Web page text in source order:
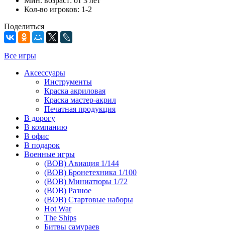
Кол-во игроков: 1-2
Поделиться
Все игры
Аксессуары
Инструменты
Краска акриловая
Краска мастер-акрил
Печатная продукция
В дорогу
В компанию
В офис
В подарок
Военные игры
(ВОВ) Авиация 1/144
(ВОВ) Бронетехника 1/100
(ВОВ) Миниатюры 1/72
(ВОВ) Разное
(ВОВ) Стартовые наборы
Hot War
The Ships
Битвы самураев